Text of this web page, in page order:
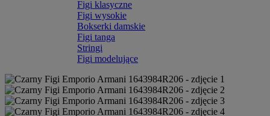
Figi klasyczne
Figi wysokie
Bokserki damskie
Figi tanga
Stringi
Figi modelujące